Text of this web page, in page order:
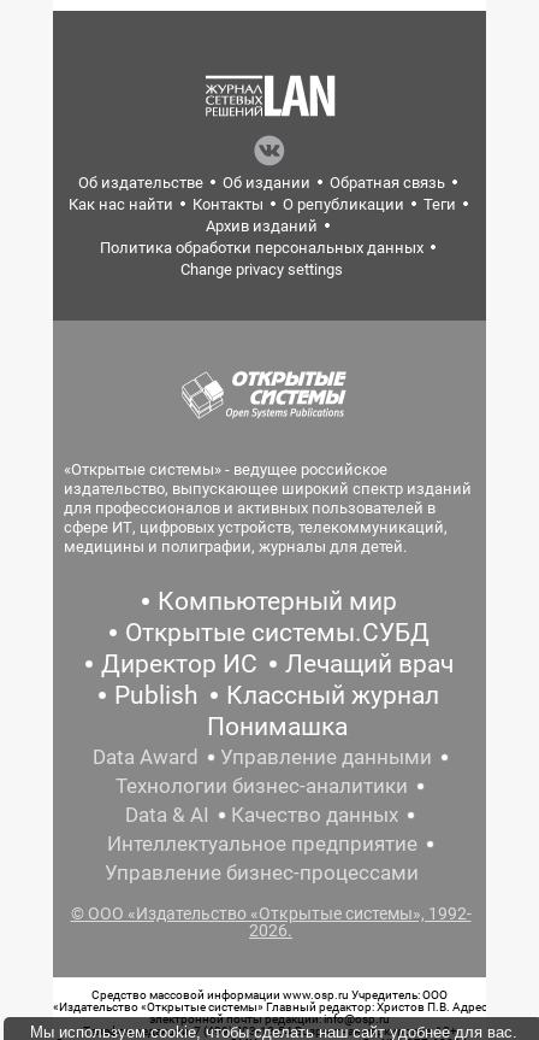
Об издательстве Об издании
Обратная связь
Как нас найти
Контакты О републикации
Теги
Архив изданий
Политика обработки персональных данных
Change privacy settings
«Открытые системы» - ведущее российское
издательство, выпускающее широкий спектр изданий
для профессионалов и активных пользователей в
сфере ИТ, цифровых устройств, телекоммуникаций,
медицины и полиграфии, журналы для детей.
Компьютерный мир
Открытые системы.СУБД
Директор ИС
Лечащий врач
Publish
Классный журнал
Понимашка
Data Award
Управление данными
Технологии бизнес-аналитики
Data & AI
Качество данных
Интеллектуальное предприятие
Управление бизнес-процессами
© ООО «Издательство «Открытые системы», 1992-
2026.
Средство массовой информации www.osp.ru Учредитель: ООО
«Издательство «Открытые системы» Главный редактор: Христов П.В. Адрес
электронной почты редакции: info@osp.ru
Телефон редакции: 7 (499) 703-18-54 Возрастная маркировка: 12+
Мы используем cookie, чтобы сделать наш сайт удобнее для вас.